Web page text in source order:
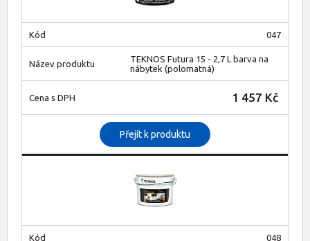
047
TEKNOS Futura 15 - 2,7 L barva na
nábytek (polomatná)
1 457 Kč
Přejít k produktu
048